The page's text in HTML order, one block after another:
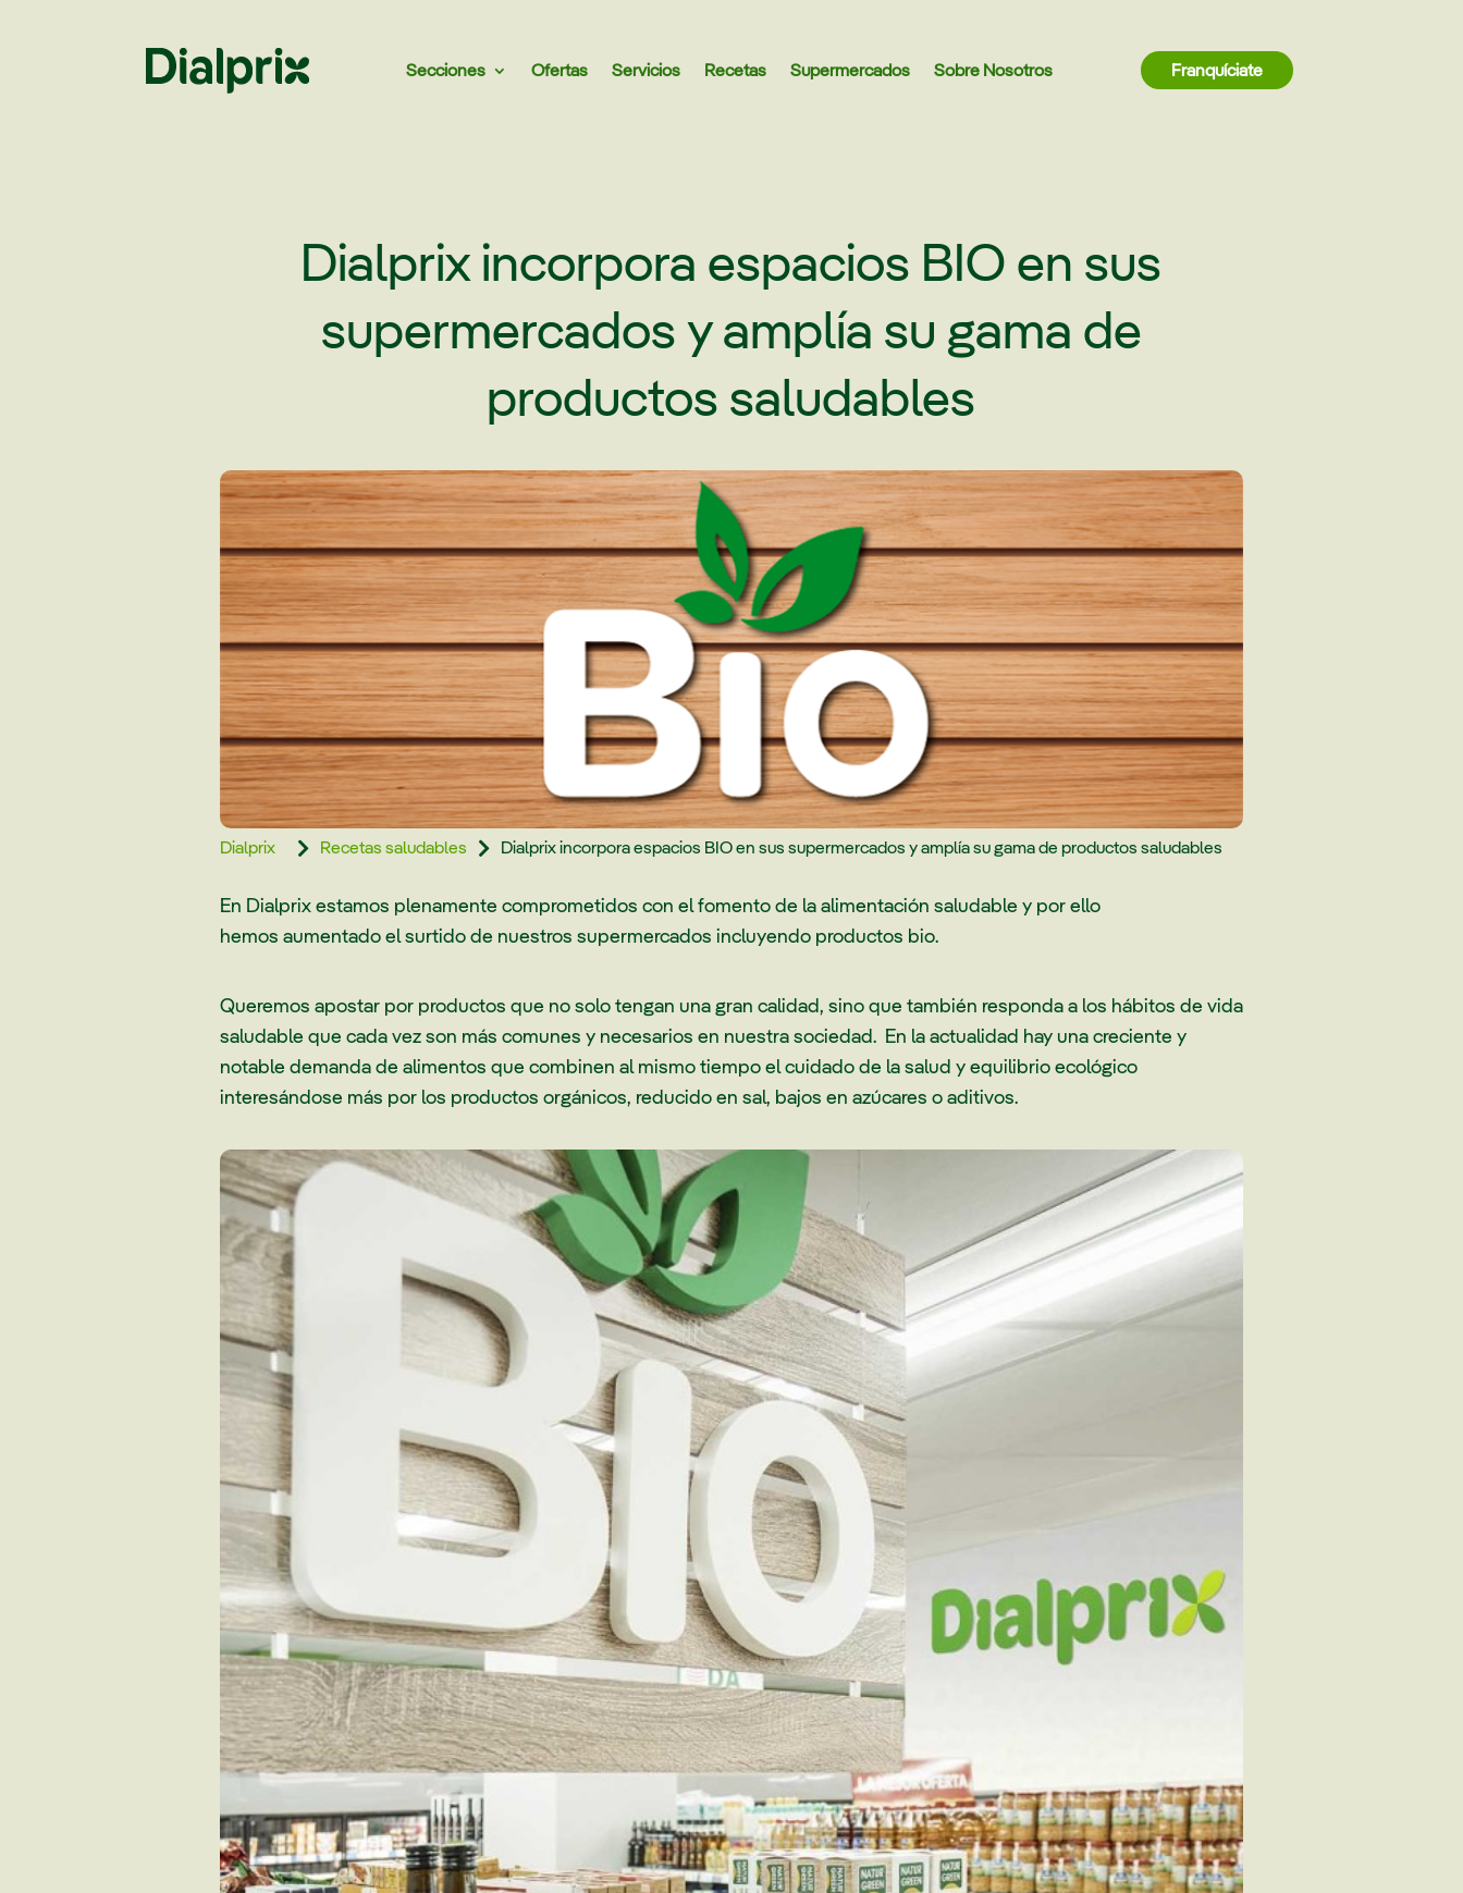
Secciones Ofertas Servicios Recetas Supermercados Sobre Nosotros Franquíciate
Dialprix incorpora espacios BIO en sus
supermercados y amplía su gama de
productos saludables
Dialprix  Recetas saludables  Dialprix incorpora espacios BIO en sus supermercados y amplía su gama de productos saludables
En Dialprix estamos plenamente comprometidos con el fomento de la alimentación saludable y por ello
hemos aumentado el surtido de nuestros supermercados incluyendo productos bio.
Queremos apostar por productos que no solo tengan una gran calidad, sino que también responda a los hábitos de vida
saludable que cada vez son más comunes y necesarios en nuestra sociedad. En la actualidad hay una creciente y
notable demanda de alimentos que combinen al mismo tiempo el cuidado de la salud y equilibrio ecológico
interesándose más por los productos orgánicos, reducido en sal, bajos en azúcares o aditivos.